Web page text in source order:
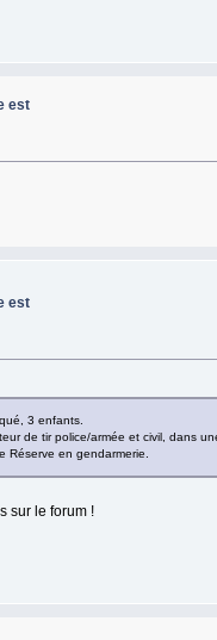
est
est
3 enfants.
de tir police/armée et civil, dans
Réserve en gendarmerie.
sur le forum !